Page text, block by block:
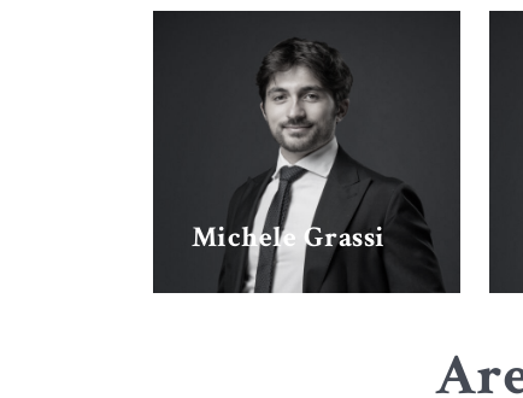
Michele Grassi